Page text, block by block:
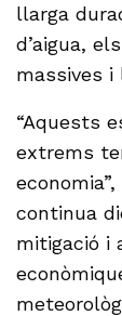
llarga
d’aigua,
massives
“Aquests
extrems
continua
mitigació i